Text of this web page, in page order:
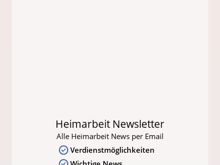
Heimarbeit Newsletter
Alle Heimarbeit News per Email
Verdienstmöglichkeiten